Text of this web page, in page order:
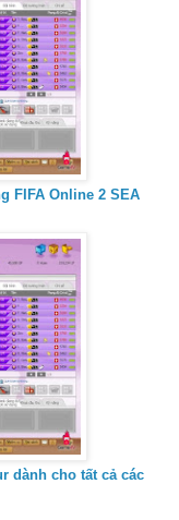
FIFA Online 2 SEA
dành cho tất cả các